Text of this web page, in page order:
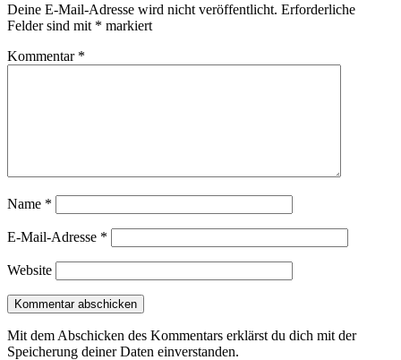
Deine E-Mail-Adresse wird nicht veröffentlicht. Erforderliche
Felder sind mit * markiert
Kommentar *
Name *
E-Mail-Adresse *
Website
Mit dem Abschicken des Kommentars erklärst du dich mit der
Speicherung deiner Daten einverstanden.